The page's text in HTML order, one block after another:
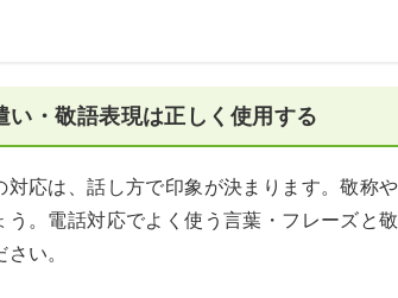
い・敬語表現は正しく使用する
対応は、話し方で印象が決まります。敬称
う。電話対応でよく使う言葉・フレーズと
い。